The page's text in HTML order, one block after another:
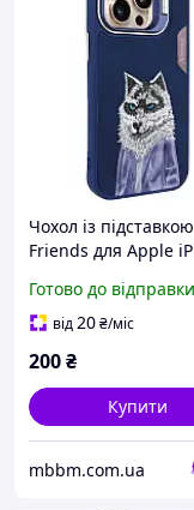
Чохол із підставкою
Friends для Apple
оригінальною
Blue Wolf
Готово до відправки
від20₴/міс
200₴
Купити
mbbm.com.ua